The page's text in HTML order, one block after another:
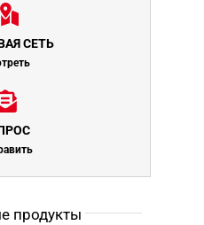
СЕТЬ
продукты